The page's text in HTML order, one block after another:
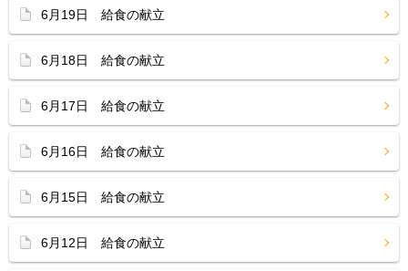
6月19日 給食の献立
6月18日 給食の献立
6月17日 給食の献立
6月16日 給食の献立
6月15日 給食の献立
6月12日 給食の献立